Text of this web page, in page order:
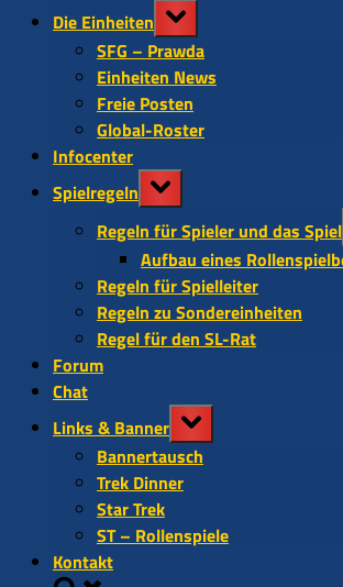
Die Einheiten Toggle
sub-
menu
SFG – Prawda
Einheiten News
Freie Posten
Global-Roster
Infocenter
Spielregeln Toggle
sub-
menu
Regeln für Spieler und das Spiel
Aufbau eines
Regeln für Spielleiter
Regeln zu Sondereinheiten
Regel für den SL-Rat
Forum
Chat
Links & Banner Toggle
sub-
menu
Bannertausch
Trek Dinner
Star Trek
ST – Rollenspiele
Kontakt